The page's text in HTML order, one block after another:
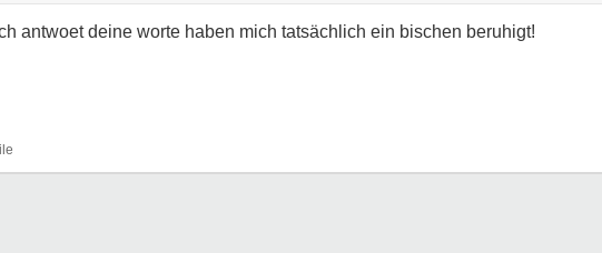
antwoet deine worte haben mich tatsächlich ein bischen beruhigt!